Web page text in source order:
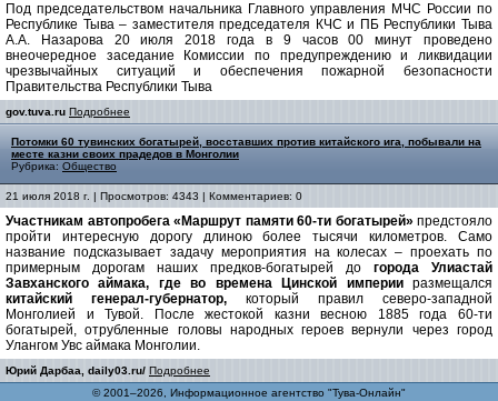
Под председательством начальника Главного управления МЧС России по
Республике Тыва – заместителя председателя КЧС и ПБ Республики Тыва
А.А. Назарова 20 июля 2018 года в 9 часов 00 минут проведено
внеочередное заседание Комиссии по предупреждению и ликвидации
чрезвычайных ситуаций и обеспечения пожарной безопасности
Правительства Республики Тыва
gov.tuva.ru Подробнее
Потомки 60 тувинских богатырей, восставших против китайского ига, побывали на
месте казни своих прадедов в Монголии
Рубрика: Общество
21 июля 2018 г. | Просмотров: 4343 | Комментариев: 0
Участникам автопробега «Маршрут памяти 60-ти богатырей» предстояло
пройти интересную дорогу длиною более тысячи километров. Само
название подсказывает задачу мероприятия на колесах – проехать по
примерным дорогам наших предков-богатырей до города Улиастай
Завханского аймака, где во времена Цинской империи размещался
китайский генерал-губернатор, который правил северо-западной
Монголией и Тувой. После жестокой казни весною 1885 года 60-ти
богатырей, отрубленные головы народных героев вернули через город
Улангом Увс аймака Монголии.
Юрий Дарбаа, daily03.ru/ Подробнее
© 2001–2026, Информационное агентство "Тува-Онлайн"